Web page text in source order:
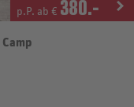
p.P. ab € 380.-